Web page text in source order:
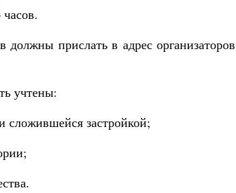
должны прислать в адрес организаторов
учтены:
сложившейся застройкой;